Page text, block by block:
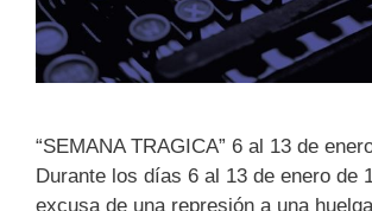
“SEMANA TRAGICA” 6 al 13 de
Durante los días 6 al 13 de enero de
excusa de una represión a una